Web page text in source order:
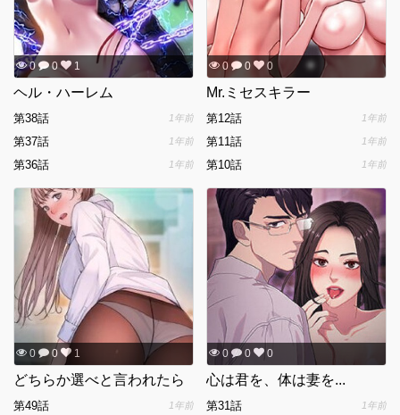
0 0 1
ヘル・ハーレム
第38話 1年前
第37話 1年前
第36話 1年前
0 0 0
Mr.ミセスキラー
第12話 1年前
第11話 1年前
第10話 1年前
0 0 1
どちらか選べと言われたら
第49話 1年前
0 0 0
心は君を、体は妻を...
第31話 1年前